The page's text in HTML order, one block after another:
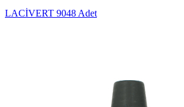
LACİVERT 9048 Adet